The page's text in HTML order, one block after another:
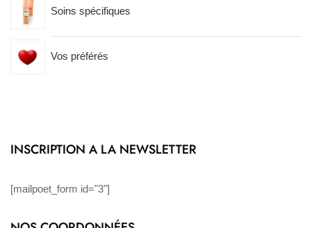
Soins spécifiques
Vos préférés
INSCRIPTION A LA NEWSLETTER
[mailpoet_form id="3"]